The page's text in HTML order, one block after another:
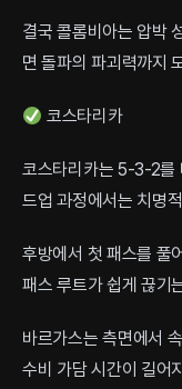
결국 콜롬비아는 압박
면 돌파의 파괴력까지
코스타리카
코스타리카는 5-3-2를
드업 과정에서는 치명
후방에서 첫 패스를 풀
패스 루트가 쉽게 끊기
바르가스는 측면에서
수비 가담 시간이 길어